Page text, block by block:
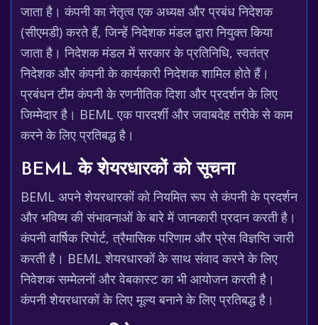
जाता है। कंपनी का नेतृत्व एक अध्यक्ष और प्रबंध निदेशक
(सीएमडी) करते हैं, जिन्हें निदेशक मंडल द्वारा नियुक्त किया
जाता है। निदेशक मंडल में सरकार के प्रतिनिधि, स्वतंत्र
निदेशक और कंपनी के कार्यकारी निदेशक शामिल होते हैं।
प्रबंधन टीम कंपनी के रणनीतिक दिशा और प्रदर्शन के लिए
जिम्मेदार है। BEML एक पारदर्शी और जवाबदेह तरीके से काम
करने के लिए प्रतिबद्ध है।
BEML के शेयरधारकों को सूचना
BEML अपने शेयरधारकों को नियमित रूप से कंपनी के प्रदर्शन
और भविष्य की संभावनाओं के बारे में जानकारी प्रदान करती है।
कंपनी वार्षिक रिपोर्ट, त्रैमासिक परिणाम और प्रेस विज्ञप्ति जारी
करती है। BEML शेयरधारकों के साथ संवाद करने के लिए
निवेशक सम्मेलनों और वेबकास्ट का भी आयोजन करती है।
कंपनी शेयरधारकों के लिए मूल्य बनाने के लिए प्रतिबद्ध है।